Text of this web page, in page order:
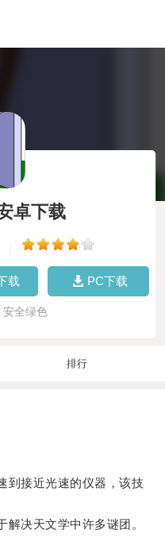
卓下载
载 PC下载
安全绿色
排行
接近光速的仪器，该技
决天文学中许多谜团。